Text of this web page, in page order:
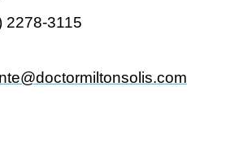
2278-3115